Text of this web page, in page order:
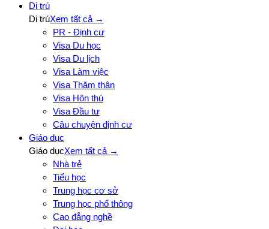
Di trú
Di trúXem tất cả →
PR - Định cư
Visa Du học
Visa Du lịch
Visa Làm việc
Visa Thăm thân
Visa Hôn thú
Visa Đầu tư
Câu chuyện định cư
Giáo dục
Giáo dụcXem tất cả →
Nhà trẻ
Tiểu học
Trung học cơ sở
Trung học phổ thông
Cao đẳng nghề